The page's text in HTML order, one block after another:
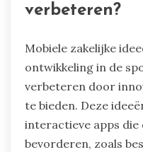
verbeteren?
Mobiele zakelijke
ontwikkeling in de
verbeteren door
te bieden. Deze
interactieve apps die
bevorderen, zoals